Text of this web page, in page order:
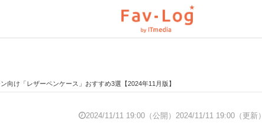
の今と未来を見通す スマホと通信の最新トレンド
向け「レザーペンケース」おすすめ3選【2024年11月版】
2024/11/11 19:00（公開） 2024/11/11 19:00（更新）